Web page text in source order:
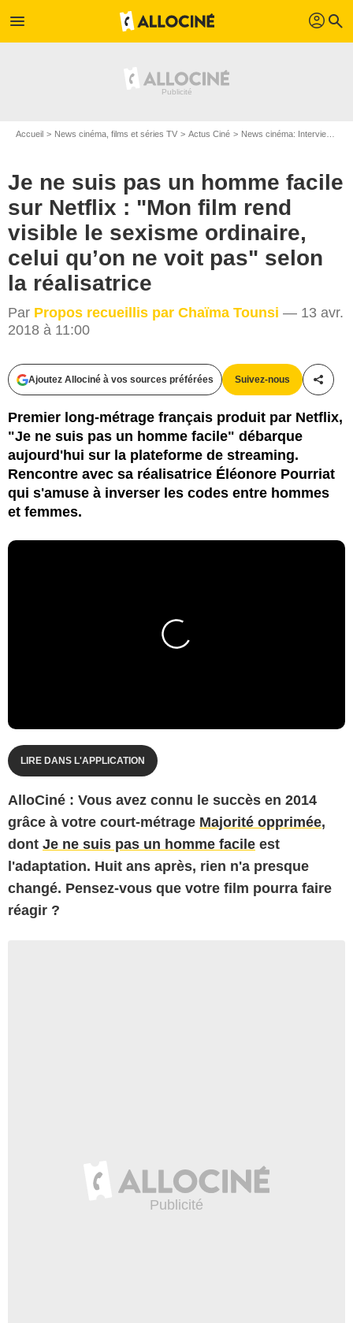
menu profil search
Accueil News cinéma, films et séries TV Actus Ciné News cinéma: Interviews
Je ne suis pas un homme facile
sur Netflix : "Mon film rend
visible le sexisme ordinaire,
celui qu’on ne voit pas" selon
la réalisatrice
Par Propos recueillis par Chaïma Tounsi — 13 avr.
2018 à 11:00
Ajoutez Allociné à vos sources préférées Suivez-nous
Premier long-métrage français produit par Netflix,
"Je ne suis pas un homme facile" débarque
aujourd'hui sur la plateforme de streaming.
Rencontre avec sa réalisatrice Éléonore Pourriat
qui s'amuse à inverser les codes entre hommes
et femmes.
LIRE DANS L'APPLICATION
AlloCiné : Vous avez connu le succès en 2014
grâce à votre court-métrage Majorité opprimée,
dont Je ne suis pas un homme facile est
l'adaptation. Huit ans après, rien n'a presque
changé. Pensez-vous que votre film pourra faire
réagir ?